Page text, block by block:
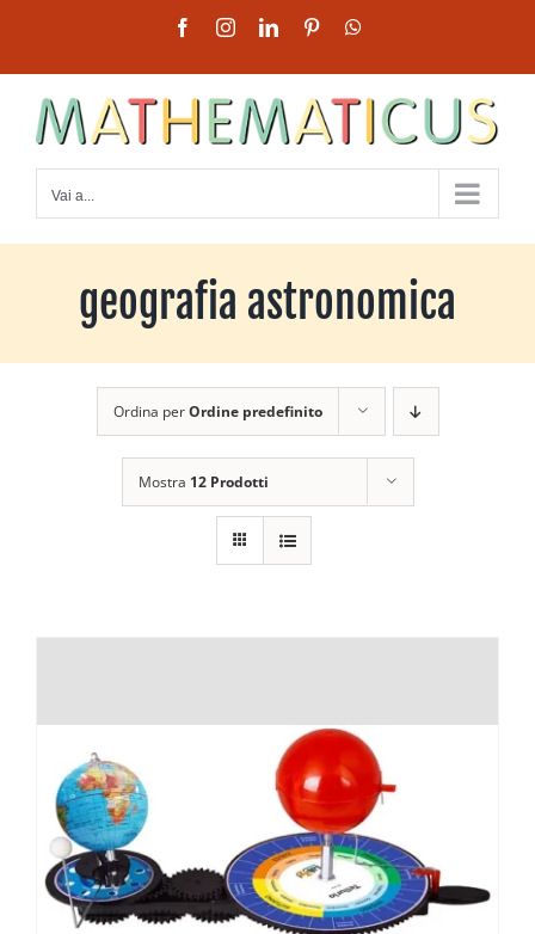
contenuto
FacebookInstagramLinkedInPinterest
Vai a...
geografia astronomica
Ordina perOrdine predefinito
Mostra 12 Prodotti